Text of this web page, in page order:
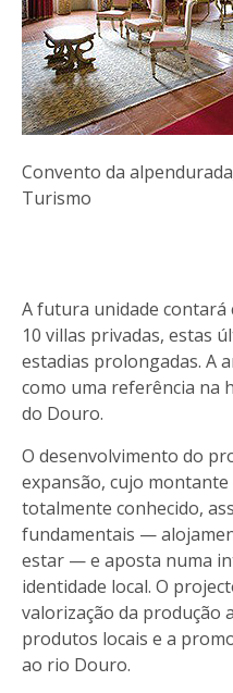
Convento da
Turismo
A futura unidade contará
10 villas privadas, estas
estadias prolongadas. A
como uma referência na
do Douro.
O desenvolvimento do
expansão, cujo
totalmente conhecido,
fundamentais —
estar — e aposta numa
identidade local. O
valorização da produção
produtos locais e a
ao rio Douro.